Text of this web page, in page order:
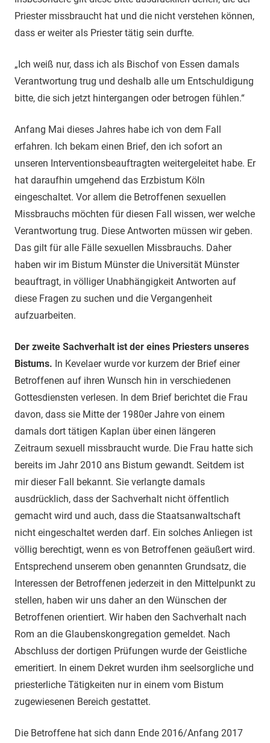
Priester missbraucht hat und die nicht verstehen können,
dass er weiter als Priester tätig sein durfte.
„Ich weiß nur, dass ich als Bischof von Essen damals
Verantwortung trug und deshalb alle um Entschuldigung
bitte, die sich jetzt hintergangen oder betrogen fühlen.“
Anfang Mai dieses Jahres habe ich von dem Fall
erfahren. Ich bekam einen Brief, den ich sofort an
unseren Interventionsbeauftragten weitergeleitet habe. Er
hat daraufhin umgehend das Erzbistum Köln
eingeschaltet. Vor allem die Betroffenen sexuellen
Missbrauchs möchten für diesen Fall wissen, wer welche
Verantwortung trug. Diese Antworten müssen wir geben.
Das gilt für alle Fälle sexuellen Missbrauchs. Daher
haben wir im Bistum Münster die Universität Münster
beauftragt, in völliger Unabhängigkeit Antworten auf
diese Fragen zu suchen und die Vergangenheit
aufzuarbeiten.
Der zweite Sachverhalt ist der eines Priesters unseres
Bistums. In Kevelaer wurde vor kurzem der Brief einer
Betroffenen auf ihren Wunsch hin in verschiedenen
Gottesdiensten verlesen. In dem Brief berichtet die Frau
davon, dass sie Mitte der 1980er Jahre von einem
damals dort tätigen Kaplan über einen längeren
Zeitraum sexuell missbraucht wurde. Die Frau hatte sich
bereits im Jahr 2010 ans Bistum gewandt. Seitdem ist
mir dieser Fall bekannt. Sie verlangte damals
ausdrücklich, dass der Sachverhalt nicht öffentlich
gemacht wird und auch, dass die Staatsanwaltschaft
nicht eingeschaltet werden darf. Ein solches Anliegen ist
völlig berechtigt, wenn es von Betroffenen geäußert wird.
Entsprechend unserem oben genannten Grundsatz, die
Interessen der Betroffenen jederzeit in den Mittelpunkt zu
stellen, haben wir uns daher an den Wünschen der
Betroffenen orientiert. Wir haben den Sachverhalt nach
Rom an die Glaubenskongregation gemeldet. Nach
Abschluss der dortigen Prüfungen wurde der Geistliche
emeritiert. In einem Dekret wurden ihm seelsorgliche und
priesterliche Tätigkeiten nur in einem vom Bistum
zugewiesenen Bereich gestattet.
Die Betroffene hat sich dann Ende 2016/Anfang 2017